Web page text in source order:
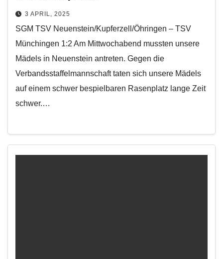
3 APRIL, 2025
SGM TSV Neuenstein/Kupferzell/Öhringen – TSV
Münchingen 1:2 Am Mittwochabend mussten unsere
Mädels in Neuenstein antreten. Gegen die
Verbandsstaffelmannschaft taten sich unsere Mädels
auf einem schwer bespielbaren Rasenplatz lange Zeit
schwer.…